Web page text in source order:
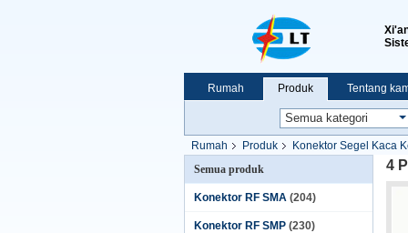
Rumah Produk Tentang
Pertunjukan VR
Rumah
Produk
Konektor Segel Kaca
Semua produk
Konektor RF SMA (204)
Konektor RF SMP (230)
4